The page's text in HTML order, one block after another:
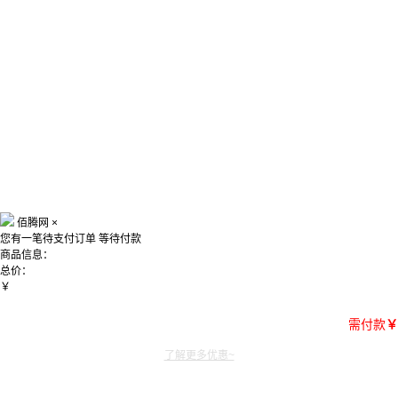
佰腾网 ×
您有一笔待支付订单 等待付款
商品信息：
总价：
￥
需付款￥
了解更多优惠~